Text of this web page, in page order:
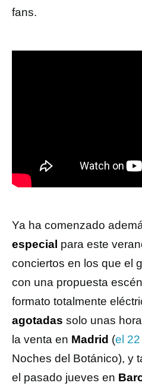
fans.
Ya ha comenzado
especial para este
conciertos en los que el
con una propuesta
formato totalmente
agotadas solo unas
la venta en Madrid (el
Noches del Botánico), y
el pasado jueves en